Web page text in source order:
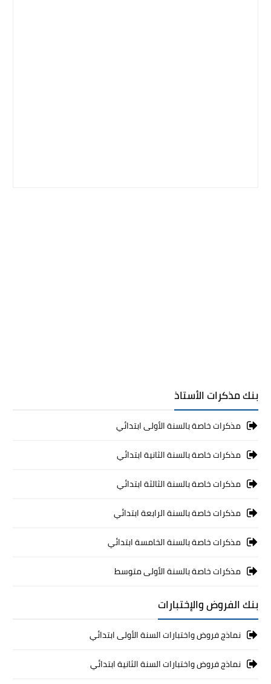
بنك مذكرات الأستاذ
مذكرات خاصة بالسنة الأولى ابتدائي
مذكرات خاصة بالسنة الثانية ابتدائي
مذكرات خاصة بالسنة الثالثة ابتدائي
مذكرات خاصة بالسنة الرابعة ابتدائي
مذكرات خاصة بالسنة الخامسة ابتدائي
مذكرات خاصة بالسنة الأولى متوسط
بنك الفروض والإختبارات
نماذج فروض واختبارات السنة الأولى ابتدائي
نماذج فروض واختبارات السنة الثانية ابتدائي